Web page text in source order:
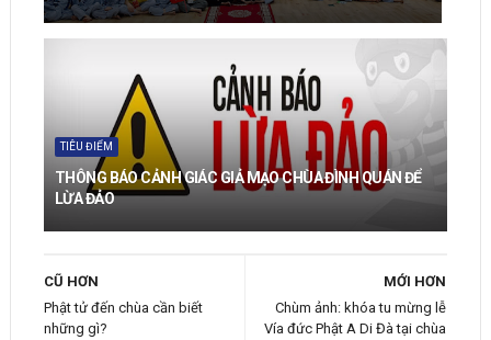
TIÊU ĐIỂM
THÔNG BÁO CẢNH GIÁC GIẢ MẠO CHÙA ĐÌNH QUÁN ĐỂ
LỪA ĐẢO
MỚI HƠN
Chùm ảnh: khóa tu mừng lễ
Vía đức Phật A Di Đà tại chùa
CŨ HƠN
Phật tử đến chùa cần biết
những gì?